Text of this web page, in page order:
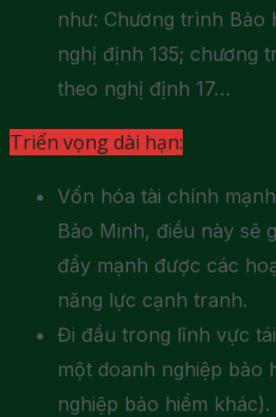
như: Chương trình Bảo
nghị định 135; chương
theo nghị định 17…
Triển vọng dài hạn:
Vốn hóa tài chính
Bảo Minh, điều này sẽ
đẩy mạnh được các
năng lực cạnh tranh.
Đi đầu trong lĩnh vực
một doanh nghiệp bảo
nghiệp bảo hiểm khác).